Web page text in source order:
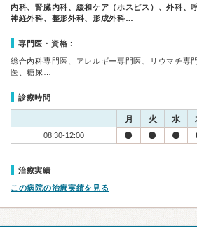
内科、腎臓内科、緩和ケア（ホスピス）、外科、
神経外科、整形外科、形成外科…
専門医・資格：
総合内科専門医、アレルギー専門医、リウマチ専
医、糖尿…
診療時間
月 火 水
08:30-12:00
治療実績
この病院の治療実績を見る